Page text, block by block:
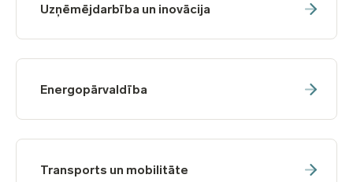
Uzņēmējdarbība un inovācija
Energopārvaldība
Transports un mobilitāte